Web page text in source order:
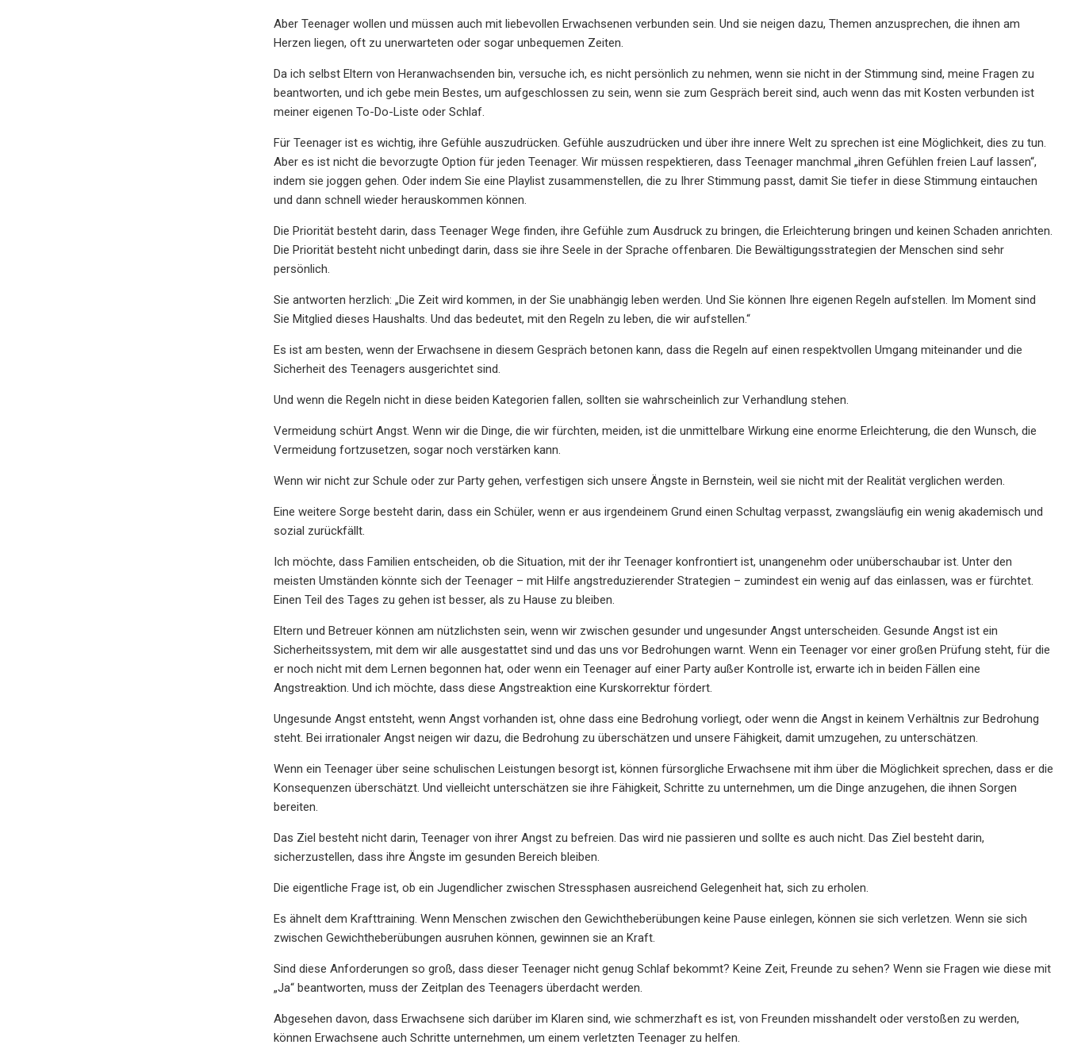
Aber Teenager wollen und müssen auch mit liebevollen Erwachsenen verbunden sein. Und sie neigen dazu, Themen anzusprechen, die ihnen am
Herzen liegen, oft zu unerwarteten oder sogar unbequemen Zeiten.
Da ich selbst Eltern von Heranwachsenden bin, versuche ich, es nicht persönlich zu nehmen, wenn sie nicht in der Stimmung sind, meine Fragen zu
beantworten, und ich gebe mein Bestes, um aufgeschlossen zu sein, wenn sie zum Gespräch bereit sind, auch wenn das mit Kosten verbunden ist
meiner eigenen To-Do-Liste oder Schlaf.
Für Teenager ist es wichtig, ihre Gefühle auszudrücken. Gefühle auszudrücken und über ihre innere Welt zu sprechen ist eine Möglichkeit, dies zu tun.
Aber es ist nicht die bevorzugte Option für jeden Teenager. Wir müssen respektieren, dass Teenager manchmal „ihren Gefühlen freien Lauf lassen“,
indem sie joggen gehen. Oder indem Sie eine Playlist zusammenstellen, die zu Ihrer Stimmung passt, damit Sie tiefer in diese Stimmung eintauchen
und dann schnell wieder herauskommen können.
Die Priorität besteht darin, dass Teenager Wege finden, ihre Gefühle zum Ausdruck zu bringen, die Erleichterung bringen und keinen Schaden anrichten.
Die Priorität besteht nicht unbedingt darin, dass sie ihre Seele in der Sprache offenbaren. Die Bewältigungsstrategien der Menschen sind sehr
persönlich.
Sie antworten herzlich: „Die Zeit wird kommen, in der Sie unabhängig leben werden. Und Sie können Ihre eigenen Regeln aufstellen. Im Moment sind
Sie Mitglied dieses Haushalts. Und das bedeutet, mit den Regeln zu leben, die wir aufstellen.“
Es ist am besten, wenn der Erwachsene in diesem Gespräch betonen kann, dass die Regeln auf einen respektvollen Umgang miteinander und die
Sicherheit des Teenagers ausgerichtet sind.
Und wenn die Regeln nicht in diese beiden Kategorien fallen, sollten sie wahrscheinlich zur Verhandlung stehen.
Vermeidung schürt Angst. Wenn wir die Dinge, die wir fürchten, meiden, ist die unmittelbare Wirkung eine enorme Erleichterung, die den Wunsch, die
Vermeidung fortzusetzen, sogar noch verstärken kann.
Wenn wir nicht zur Schule oder zur Party gehen, verfestigen sich unsere Ängste in Bernstein, weil sie nicht mit der Realität verglichen werden.
Eine weitere Sorge besteht darin, dass ein Schüler, wenn er aus irgendeinem Grund einen Schultag verpasst, zwangsläufig ein wenig akademisch und
sozial zurückfällt.
Ich möchte, dass Familien entscheiden, ob die Situation, mit der ihr Teenager konfrontiert ist, unangenehm oder unüberschaubar ist. Unter den
meisten Umständen könnte sich der Teenager – mit Hilfe angstreduzierender Strategien – zumindest ein wenig auf das einlassen, was er fürchtet.
Einen Teil des Tages zu gehen ist besser, als zu Hause zu bleiben.
Eltern und Betreuer können am nützlichsten sein, wenn wir zwischen gesunder und ungesunder Angst unterscheiden. Gesunde Angst ist ein
Sicherheitssystem, mit dem wir alle ausgestattet sind und das uns vor Bedrohungen warnt. Wenn ein Teenager vor einer großen Prüfung steht, für die
er noch nicht mit dem Lernen begonnen hat, oder wenn ein Teenager auf einer Party außer Kontrolle ist, erwarte ich in beiden Fällen eine
Angstreaktion. Und ich möchte, dass diese Angstreaktion eine Kurskorrektur fördert.
Ungesunde Angst entsteht, wenn Angst vorhanden ist, ohne dass eine Bedrohung vorliegt, oder wenn die Angst in keinem Verhältnis zur Bedrohung
steht. Bei irrationaler Angst neigen wir dazu, die Bedrohung zu überschätzen und unsere Fähigkeit, damit umzugehen, zu unterschätzen.
Wenn ein Teenager über seine schulischen Leistungen besorgt ist, können fürsorgliche Erwachsene mit ihm über die Möglichkeit sprechen, dass er die
Konsequenzen überschätzt. Und vielleicht unterschätzen sie ihre Fähigkeit, Schritte zu unternehmen, um die Dinge anzugehen, die ihnen Sorgen
bereiten.
Das Ziel besteht nicht darin, Teenager von ihrer Angst zu befreien. Das wird nie passieren und sollte es auch nicht. Das Ziel besteht darin,
sicherzustellen, dass ihre Ängste im gesunden Bereich bleiben.
Die eigentliche Frage ist, ob ein Jugendlicher zwischen Stressphasen ausreichend Gelegenheit hat, sich zu erholen.
Es ähnelt dem Krafttraining. Wenn Menschen zwischen den Gewichtheberübungen keine Pause einlegen, können sie sich verletzen. Wenn sie sich
zwischen Gewichtheberübungen ausruhen können, gewinnen sie an Kraft.
Sind diese Anforderungen so groß, dass dieser Teenager nicht genug Schlaf bekommt? Keine Zeit, Freunde zu sehen? Wenn sie Fragen wie diese mit
„Ja“ beantworten, muss der Zeitplan des Teenagers überdacht werden.
Abgesehen davon, dass Erwachsene sich darüber im Klaren sind, wie schmerzhaft es ist, von Freunden misshandelt oder verstoßen zu werden,
können Erwachsene auch Schritte unternehmen, um einem verletzten Teenager zu helfen.